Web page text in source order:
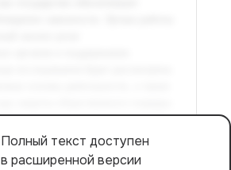
Полный текст доступен
в расширенной версии